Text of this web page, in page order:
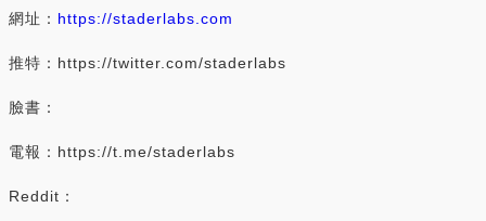
網址： https://staderlabs.com
推特：https://twitter.com/staderlabs
臉書：
電報：https://t.me/staderlabs
Reddit：